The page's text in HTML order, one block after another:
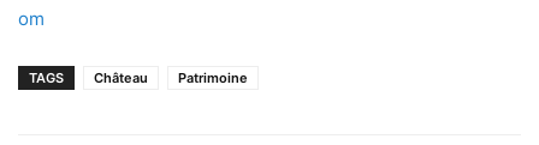
om
TAGS Château Patrimoine